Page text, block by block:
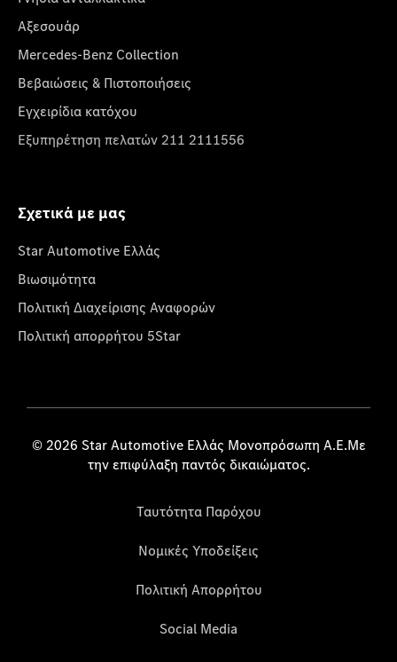
Αξεσουάρ
Mercedes-Benz Collection
Βεβαιώσεις & Πιστοποιήσεις
Εγχειρίδια κατόχου
Εξυπηρέτηση πελατών 211 2111556
Σχετικά με μας
Star Automotive Ελλάς
Βιωσιμότητα
Πολιτική Διαχείρισης Αναφορών
Πολιτική απορρήτου 5Star
© 2026 Star Automotive Ελλάς Μονοπρόσωπη Α.Ε.Με
την επιφύλαξη παντός δικαιώματος.
Ταυτότητα Παρόχου
Νομικές Υποδείξεις
Πολιτική Απορρήτου
Social Media